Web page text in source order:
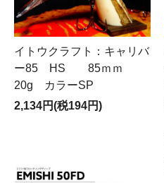
イトウクラフト：キャリバ
ー85 HS 85ｍｍ
20g カラーSP
2,134円(税194円)